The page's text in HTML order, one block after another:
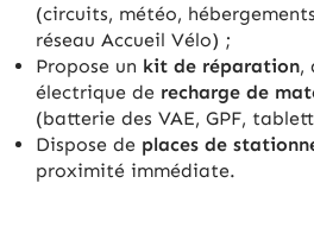
(circuits, météo,
réseau Accueil Vélo) ;
Propose un kit de réparation,
électrique de recharge de
(batterie des VAE, GPF,
Dispose de places de
proximité immédiate.